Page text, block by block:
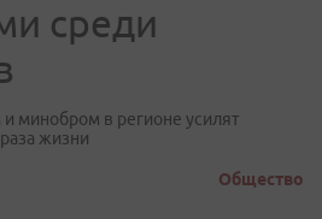
среди
минобром в регионе усилят
жизни
Общество